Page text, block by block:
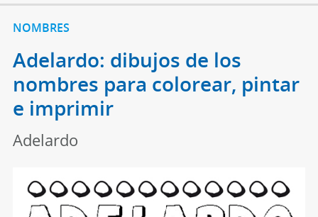
NOMBRES
Adelardo: dibujos de los
nombres para colorear, pintar
e imprimir
Adelardo